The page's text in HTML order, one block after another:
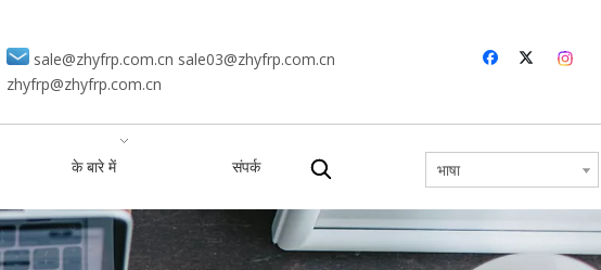
sale@zhyfrp.com.cn sale03@zhyfrp.com.cn
zhyfrp@zhyfrp.com.cn
के बारे में संपर्क भाषा